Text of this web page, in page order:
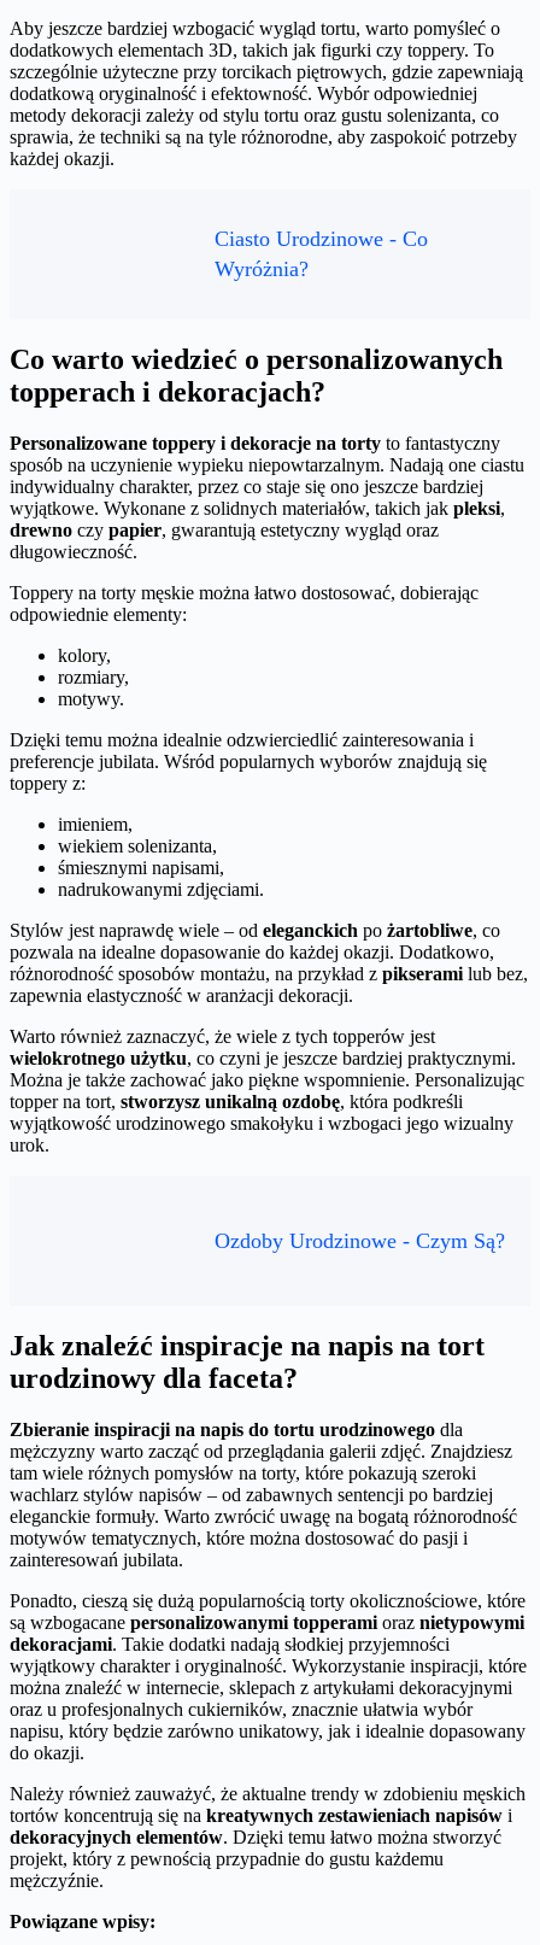
Aby jeszcze bardziej wzbogacić wygląd tortu, warto pomyśleć o
dodatkowych elementach 3D, takich jak figurki czy toppery. To
szczególnie użyteczne przy torcikach piętrowych, gdzie zapewniają
dodatkową oryginalność i efektowność. Wybór odpowiedniej
metody dekoracji zależy od stylu tortu oraz gustu solenizanta, co
sprawia, że techniki są na tyle różnorodne, aby zaspokoić potrzeby
każdej okazji.
Ciasto Urodzinowe - Co
Wyróżnia?
Co warto wiedzieć o personalizowanych
topperach i dekoracjach?
Personalizowane toppery i dekoracje na torty to fantastyczny
sposób na uczynienie wypieku niepowtarzalnym. Nadają one ciastu
indywidualny charakter, przez co staje się ono jeszcze bardziej
wyjątkowe. Wykonane z solidnych materiałów, takich jak pleksi,
drewno czy papier, gwarantują estetyczny wygląd oraz
długowieczność.
Toppery na torty męskie można łatwo dostosować, dobierając
odpowiednie elementy:
kolory,
rozmiary,
motywy.
Dzięki temu można idealnie odzwierciedlić zainteresowania i
preferencje jubilata. Wśród popularnych wyborów znajdują się
toppery z:
imieniem,
wiekiem solenizanta,
śmiesznymi napisami,
nadrukowanymi zdjęciami.
Stylów jest naprawdę wiele – od eleganckich po żartobliwe, co
pozwala na idealne dopasowanie do każdej okazji. Dodatkowo,
różnorodność sposobów montażu, na przykład z pikserami lub bez,
zapewnia elastyczność w aranżacji dekoracji.
Warto również zaznaczyć, że wiele z tych topperów jest
wielokrotnego użytku, co czyni je jeszcze bardziej praktycznymi.
Można je także zachować jako piękne wspomnienie. Personalizując
topper na tort, stworzysz unikalną ozdobę, która podkreśli
wyjątkowość urodzinowego smakołyku i wzbogaci jego wizualny
urok.
Ozdoby Urodzinowe - Czym Są?
Jak znaleźć inspiracje na napis na tort
urodzinowy dla faceta?
Zbieranie inspiracji na napis do tortu urodzinowego dla
mężczyzny warto zacząć od przeglądania galerii zdjęć. Znajdziesz
tam wiele różnych pomysłów na torty, które pokazują szeroki
wachlarz stylów napisów – od zabawnych sentencji po bardziej
eleganckie formuły. Warto zwrócić uwagę na bogatą różnorodność
motywów tematycznych, które można dostosować do pasji i
zainteresowań jubilata.
Ponadto, cieszą się dużą popularnością torty okolicznościowe, które
są wzbogacane personalizowanymi topperami oraz nietypowymi
dekoracjami. Takie dodatki nadają słodkiej przyjemności
wyjątkowy charakter i oryginalność. Wykorzystanie inspiracji, które
można znaleźć w internecie, sklepach z artykułami dekoracyjnymi
oraz u profesjonalnych cukierników, znacznie ułatwia wybór
napisu, który będzie zarówno unikatowy, jak i idealnie dopasowany
do okazji.
Należy również zauważyć, że aktualne trendy w zdobieniu męskich
tortów koncentrują się na kreatywnych zestawieniach napisów i
dekoracyjnych elementów. Dzięki temu łatwo można stworzyć
projekt, który z pewnością przypadnie do gustu każdemu
mężczyźnie.
Powiązane wpisy: